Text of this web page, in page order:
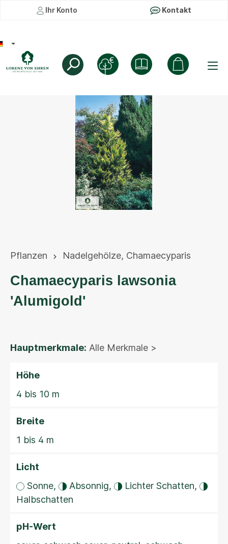
Ihr Konto Kontakt
Pflanzen Nadelgehölze, Chamaecyparis
Chamaecyparis lawsonia
'Alumigold'
Hauptmerkmale: Alle Merkmale >
Höhe
4 bis 10 m
Breite
1 bis 4 m
Licht
Sonne,
Absonnig,
Lichter Schatten,
Halbschatten
pH-Wert